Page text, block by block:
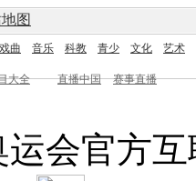
图
戏曲 音乐 科教 青少 文化 艺术
大全 直播中国
赛事直播
运会官方